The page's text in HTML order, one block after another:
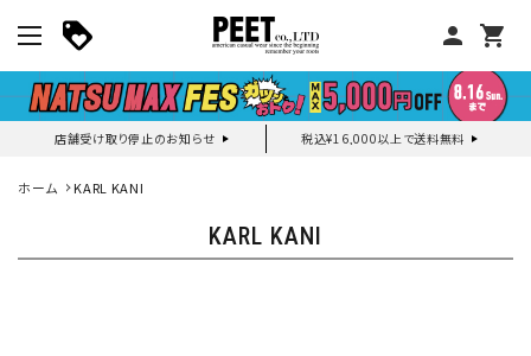
person shopping_cart
店舗受け取り停止のお知らせ 税込¥16,000以上で送料無料
マイページ
ホーム KARL KANI
KARL KANI